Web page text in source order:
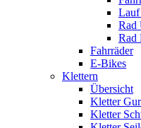
Lauf
Rad
Rad
Fahrräder
E-Bikes
Klettern
Übersicht
Kletter
Kletter